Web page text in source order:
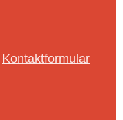
Kontaktformular